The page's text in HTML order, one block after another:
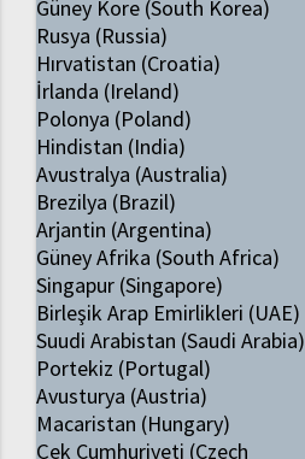
Güney Kore (South Korea)
Rusya (Russia)
Hırvatistan (Croatia)
İrlanda (Ireland)
Polonya (Poland)
Hindistan (India)
Avustralya (Australia)
Brezilya (Brazil)
Arjantin (Argentina)
Güney Afrika (South Africa)
Singapur (Singapore)
Birleşik Arap Emirlikleri (UAE)
Suudi Arabistan (Saudi Arabia)
Portekiz (Portugal)
Avusturya (Austria)
Macaristan (Hungary)
Çek Cumhuriyeti (Czech